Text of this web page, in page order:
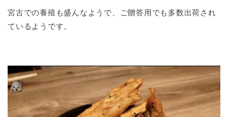
宮古での養殖も盛んなようで、ご贈答用でも多数出荷され
ているようです。